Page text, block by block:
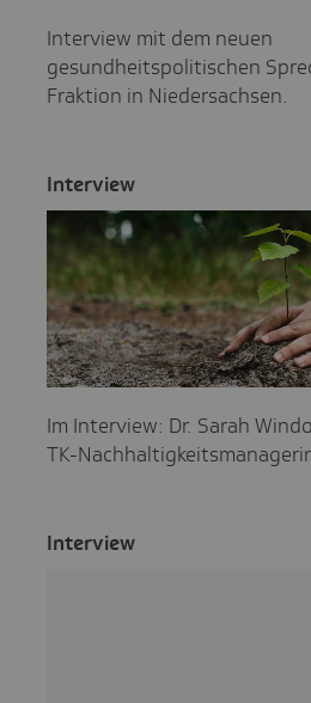
Interview mit dem neuen
gesundheitspolitischen
Fraktion in Niedersachsen.
Inter­view
Im Interview: Dr. Sarah
TK-
Inter­view